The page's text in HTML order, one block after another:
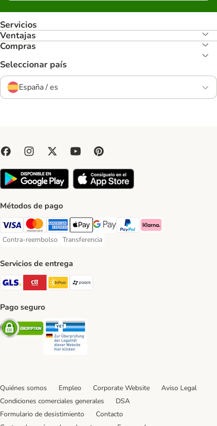
Servicios
Ventajas
Compras
Seleccionar país
España / es
Métodos de pago
Visa Payment Method
Mastercard Payment Method
American Express Payment Method
Apple Pay Payment Method
Google Pay Payment Method
PayPal Payment Method
Klarna Payment Method
Contra-reembolso
Contra-reembolso Payment Method
Transferencia
Transferencia Payment Method
Servicios de entrega
GLS Shipping Method
CTTExpress Shipping Method
InPost Shipping Method
Pago seguro
Security
Quiénes somos Empleo Corporate Website
Aviso Legal
Condiciones comerciales generales
DSA
Formulario de desistimiento
Contacto